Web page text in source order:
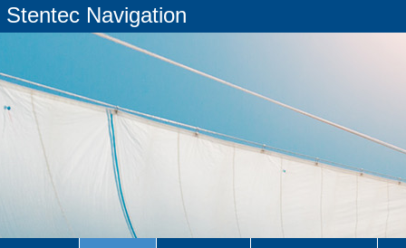
Stentec Navigation